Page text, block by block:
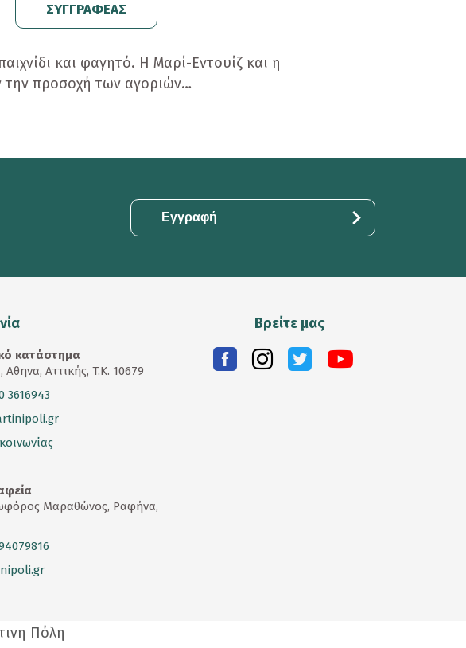
ΣΥΓΓΡΑΦΕΑΣ
και φαγητό. Η Μαρί-Εντουίζ και η
την προσοχή των αγοριών…
κατάστημα
Αθηνα, Αττικής, T.K. 10679
3616943
Μαραθώνος, Ραφήνα,
Βρείτε μας
Πόλη